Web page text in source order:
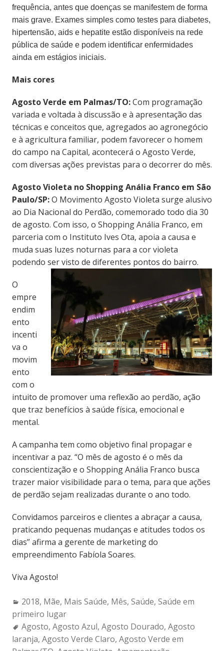
frequência, antes que doenças se manifestem de forma
mais grave. Exames simples como testes para diabetes,
hipertensão, aids e hepatite estão disponíveis na rede
pública de saúde e podem identificar enfermidades
ainda em estágios iniciais.
Mais cores
Agosto Verde em Palmas/TO:Com programação
variada e voltada à discussão e à apresentação das
técnicas e conceitos que, agregados ao agronegócio
e à agricultura familiar, podem favorecer o homem
do campo na Capital, acontecerá o Agosto Verde,
com diversas ações previstas para o decorrer do mês.
Agosto Violeta no Shopping Anália Franco em São
Paulo/SP:O Movimento Agosto Violeta surge alusivo
ao Dia Nacional do Perdão, comemorado todo dia 30
de agosto. Com isso, o Shopping Anália Franco, em
parceria com o Instituto Ives Ota, apoia a causa e
muda suas luzes noturnas para a cor violeta
podendo ser visto de diferentes pontos do bairro.
O
empre
endim
ento
incenti
va o
movim
ento
com o
intuito de promover uma reflexão ao perdão, ação
que traz benefícios à saúde física, emocional e
mental.
A campanha tem como objetivo final propagar e
incentivar a paz. “O mês de agosto é o mês da
conscientização e o Shopping Anália Franco busca
trazer maior visibilidade para o tema, para que ações
de perdão sejam realizadas durante o ano todo.
Convidamos parceiros e clientes a abraçar a causa,
praticando pequenas mudanças e atitudes todos os
dias” afirma a gerente de marketing do
empreendimento Fabíola Soares.
Viva Agosto!
Categories:
2018, Mãe, Mais Saúde, Mês, Saúde, Saúde em
primeiro lugar
Tags:
Agosto, Agosto Azul, Agosto Dourado, Agosto
laranja, Agosto Verde Claro, Agosto Verde em